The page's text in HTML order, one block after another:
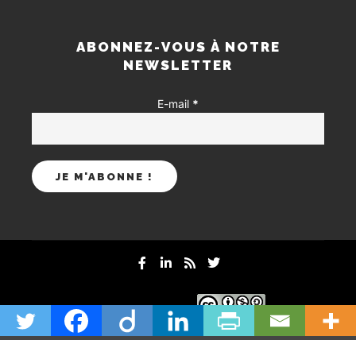
ABONNEZ-VOUS À NOTRE
NEWSLETTER
E-mail *
mentions-legales